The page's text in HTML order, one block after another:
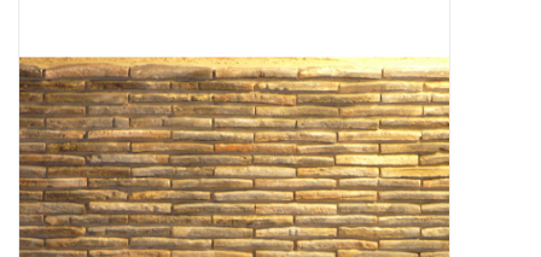
Decoratieve Outdoor
Objecten
Vloeren - Steen, Terra Cotta
& Marmer